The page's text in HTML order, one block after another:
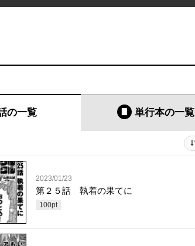
の一覧 単行本の一覧
2023/01/23
第２５話 執着の果てに
100pt